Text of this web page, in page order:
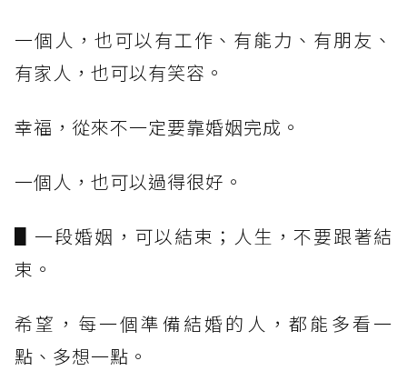
一個人，也可以有工作、有能力、有朋友、
有家人，也可以有笑容。
幸福，從來不一定要靠婚姻完成。
一個人，也可以過得很好。
▋一段婚姻，可以結束；人生，不要跟著結
束。
希望，每一個準備結婚的人，都能多看一
點、多想一點。